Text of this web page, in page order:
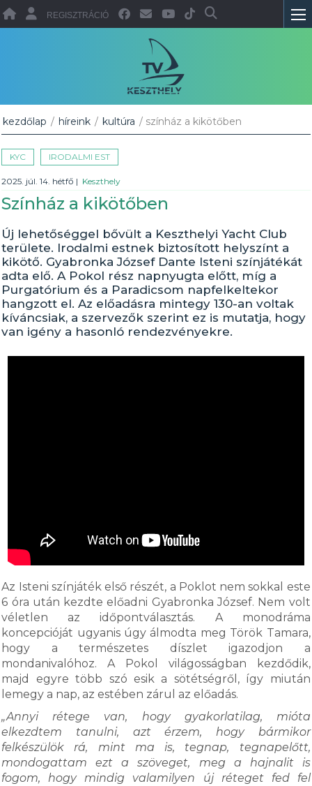
REGISZTRÁCIÓ
kezdőlap / híreink / kultúra / színház a kikötőben
KYC IRODALMI EST
2025. júl. 14. hétfő | Keszthely
Színház a kikötőben
Új lehetőséggel bővült a Keszthelyi Yacht Club
területe. Irodalmi estnek biztosított helyszínt a
kikötő. Gyabronka József Dante Isteni színjátékát
adta elő. A Pokol rész napnyugta előtt, míg a
Purgatórium és a Paradicsom napfelkeltekor
hangzott el. Az előadásra mintegy 130-an voltak
kíváncsiak, a szervezők szerint ez is mutatja, hogy
van igény a hasonló rendezvényekre.
Az Isteni színjáték első részét, a Poklot nem sokkal este
6 óra után kezdte előadni Gyabronka József. Nem volt
véletlen az időpontválasztás. A monodráma
koncepcióját ugyanis úgy álmodta meg Török Tamara,
hogy a természetes díszlet igazodjon a
mondanivalóhoz. A Pokol világosságban kezdődik,
majd egyre több szó esik a sötétségről, így miután
lemegy a nap, az estében zárul az előadás.
„Annyi rétege van, hogy gyakorlatilag, mióta
elkezdtem tanulni, azt érzem, hogy bármikor
felkészülök rá, mint ma is, tegnap, tegnapelőtt,
mondogattam ezt a szöveget, meg a hajnalit is
fogom, hogy mindig valamilyen új réteget fed fel